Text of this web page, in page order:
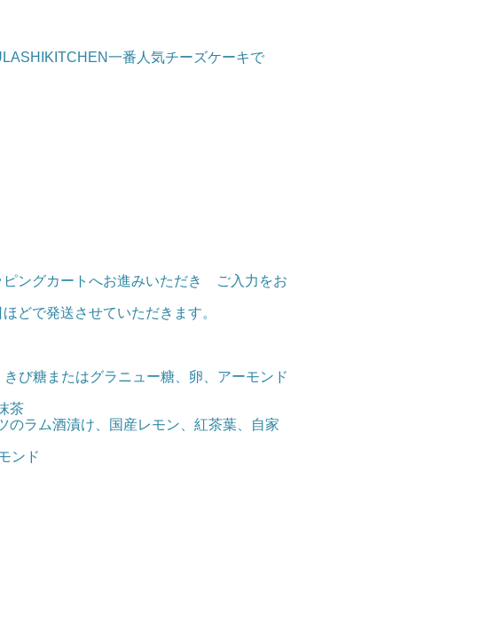
一番人気チーズケーキで
ングカートへお進みいただき ご入力をお
どで発送させていただきます。
び糖またはグラニュー糖、卵、アーモンド
茶
ラム酒漬け、国産レモン、紅茶葉、自家
ンド